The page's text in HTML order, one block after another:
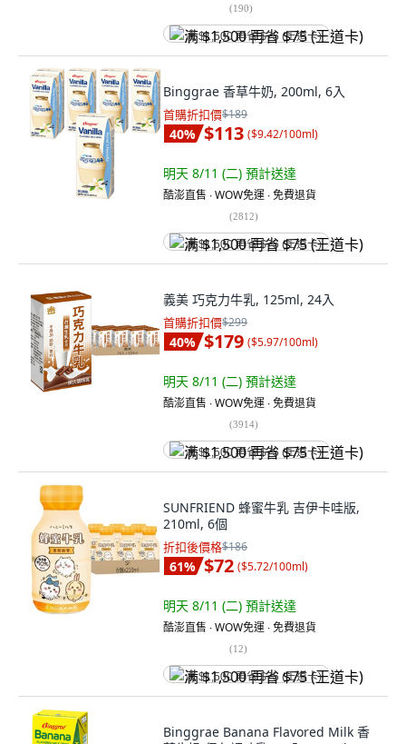
(190)
满 $1,500 再省 $75 (王道卡)
Binggrae 香草牛奶, 200ml, 6入
首購折扣價$189
40% $113 ($9.42/100ml)
明天 8/11 (二) 預計送達
酷澎直售 ∙ WOW免運 ∙ 免費退貨
(2812)
满 $1,500 再省 $75 (王道卡)
義美 巧克力牛乳, 125ml, 24入
首購折扣價$299
40% $179 ($5.97/100ml)
明天 8/11 (二) 預計送達
酷澎直售 ∙ WOW免運 ∙ 免費退貨
(3914)
满 $1,500 再省 $75 (王道卡)
SUNFRIEND 蜂蜜牛乳 吉伊卡哇版,
210ml, 6個
折扣後價格$186
61% $72 ($5.72/100ml)
明天 8/11 (二) 預計送達
酷澎直售 ∙ WOW免運 ∙ 免費退貨
(12)
满 $1,500 再省 $75 (王道卡)
Binggrae Banana Flavored Milk 香